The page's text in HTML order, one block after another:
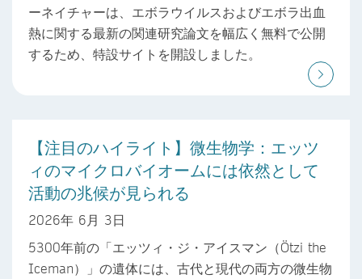
ーネイチャーは、エボラウイルスおよびエボラ出血
熱に関する最新の関連研究論文を幅広く無料で公開
するため、特設サイトを開設しました。
【注目のハイライト】微生物学：エッツ
ィのマイクロバイオームには依然として
活動の兆候が見られる
2026年 6月 3日
5300年前の「エッツィ・ジ・アイスマン（Ötzi the
Iceman）」の遺体には、古代と現代の両方の微生物